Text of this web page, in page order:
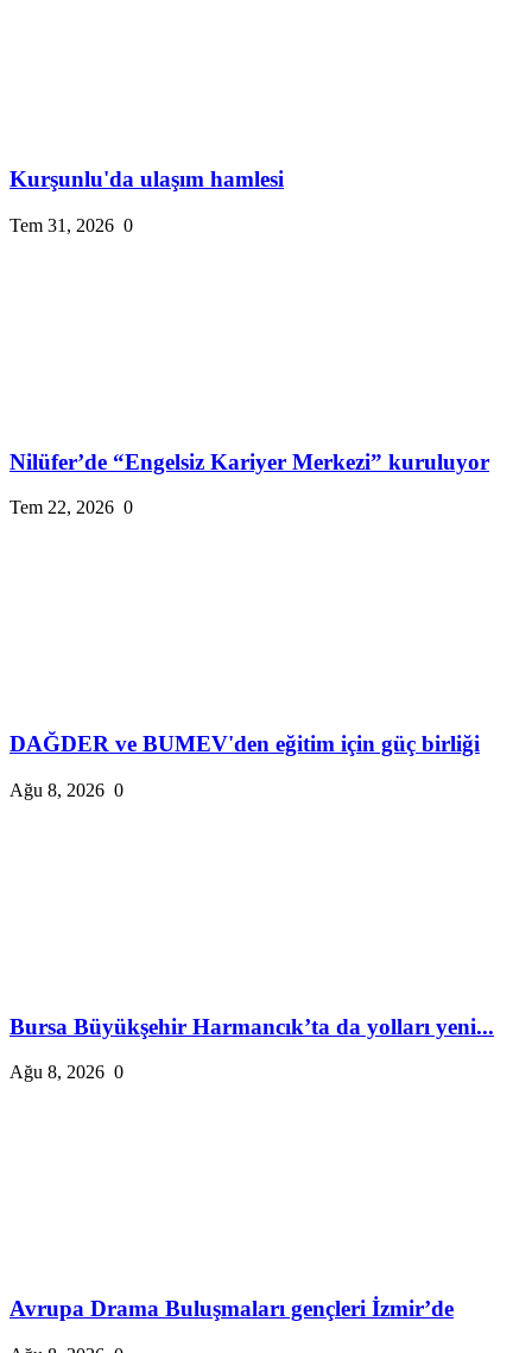
Kurşunlu'da ulaşım hamlesi
Tem 31, 2026 0
Nilüfer’de “Engelsiz Kariyer Merkezi” kuruluyor
Tem 22, 2026 0
DAĞDER ve BUMEV'den eğitim için güç birliği
Ağu 8, 2026 0
Bursa Büyükşehir Harmancık’ta da yolları yeni...
Ağu 8, 2026 0
Avrupa Drama Buluşmaları gençleri İzmir’de